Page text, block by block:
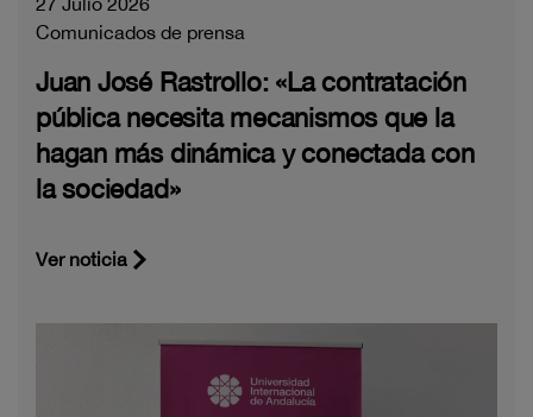
Comunicados de prensa
Juan José Rastrollo: «La contratación
pública necesita mecanismos que la
hagan más dinámica y conectada con
la sociedad»
Ver noticia